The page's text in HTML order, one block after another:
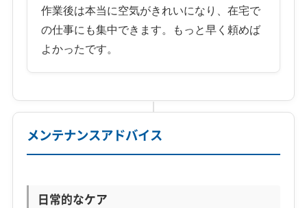
作業後は本当に空気がきれいになり、在宅で
の仕事にも集中できます。もっと早く頼めば
よかったです。
メンテナンスアドバイス
日常的なケア